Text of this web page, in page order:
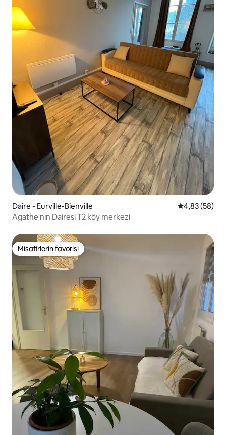
Daire - Eurville-Bienville 5 üzerinden
4,83 (58)
Agathe'nın Dairesi T2 köy merkezi
Misafirlerin favorisi
Misafirlerin favorisi